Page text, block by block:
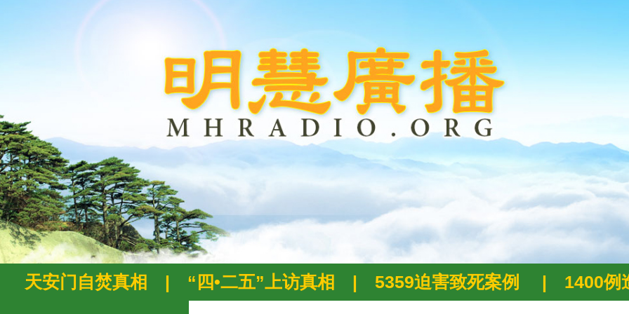
天安门自焚真相 | “四•二五”上访真相 | 5359迫害致死案例 | 1400例